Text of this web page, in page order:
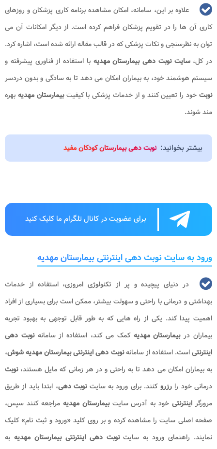
علاوه بر این، سامانه، امکان مشاهده برنامه کاری پزشکان و روزهای
کاری آن ها را در تقویم پزشکان فراهم کرده است. از دیگر امکانات آن می
توان به نظرسنجی و نکات پزشکی که در قالب مقاله ارائه شده است، اشاره کرد.
در کل،سایت نوبت دهی بیمارستان مهدیه با استفاده از فناوری پیشرفته و
سیستم هوشمند خود، به بیماران امکان می دهد تا به سادگی و بدون دردسر
نوبت خود را تعیین کنند و از خدمات پزشکی با کیفیتبیمارستان مهدیه بهره
مند شوند.
بیشتر بخوانید: نوبت دهی بیمارستان کودکان مفید
برای عضویت در کانال تلگرام ما کلیک کنید
ورود به سایت نوبت دهی اینترنتی بیمارستان مهدیه
در دنیای پیچیده و پر از تکنولوژی امروزی، استفاده از خدمات
بهداشتی و درمانی با راحتی و سهولت بیشتر، ممکن است برای بسیاری از افراد
اهمیت پیدا کند. یکی از راه هایی که به طور قابل توجهی به بهبود تجربه
بیماران دربیمارستان مهدیه کمک می کند، استفاده از سامانهنوبت دهی
اینترنتیاست. استفاده از سامانهنوبت دهی اینترنتی بیمارستان مهدیه شوش،
به بیماران امکان می دهد تا به راحتی و در هر زمانی که مایل هستند،نوبت
درمانی خود رارزروکنند. برای ورود به سایتنوبت دهی، ابتدا باید از طریق
مرورگر اینترنتی خود به آدرس سایتبیمارستان مهدیهمراجعه کنند سپس،
صفحه اصلی سایت را مشاهده کرده و بر روی کلید «ورود و ثبت نام» کلیک
نمایند. راهنمای ورود به سایتنوبت دهی اینترنتی بیمارستان مهدیه به